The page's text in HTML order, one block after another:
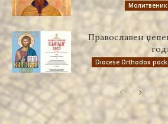
Молитвеник
Православен
Diocese Orthodox